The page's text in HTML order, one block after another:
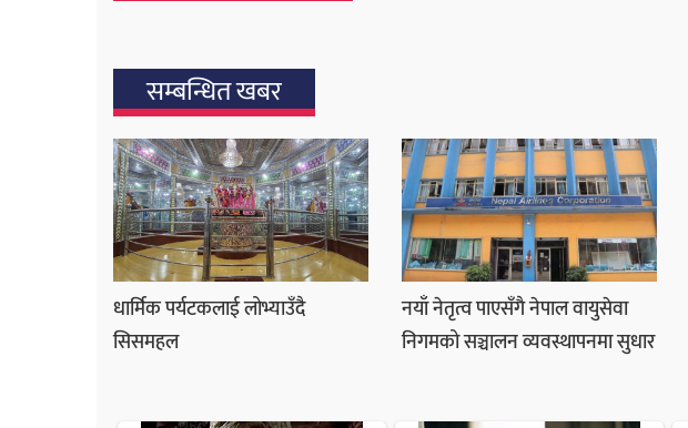
सम्बन्धित खबर
धार्मिक पर्यटकलाई लोभ्याउँदै
सिसमहल
नयाँ नेतृत्व पाएसँगै नेपाल वायुसेवा
निगमको सञ्चालन व्यवस्थापनमा सुधार